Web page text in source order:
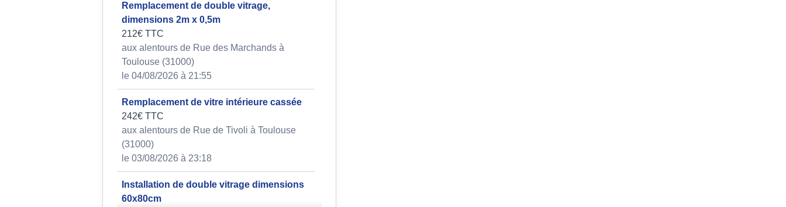
Remplacement de double vitrage,
dimensions 2m x 0,5m
212€ TTC
aux alentours de Rue des Marchands à
Toulouse (31000)
le 04/08/2026 à 21:55
Remplacement de vitre intérieure cassée
242€ TTC
aux alentours de Rue de Tivoli à Toulouse
(31000)
le 03/08/2026 à 23:18
Installation de double vitrage dimensions
60x80cm